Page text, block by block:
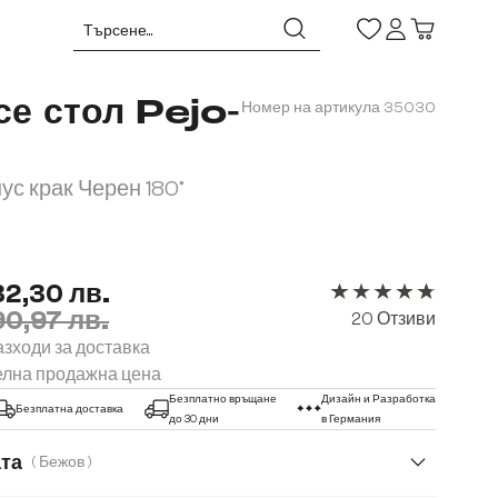
стол Pejo-
крак Черен 180°
Номер на артикула 35030
лв.
лв.
за доставка
продажна цена
Средна оценка за
20 Отзиви
Безплатна доставка
Безплатно връщане
до 30 дни
Дизайн и Разработка
в Германия
( Бежов )